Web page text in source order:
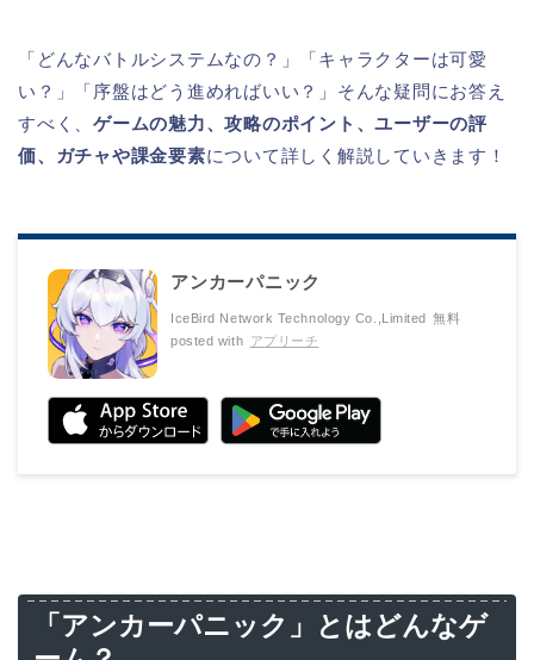
「どんなバトルシステムなの？」「キャラクターは可愛
い？」「序盤はどう進めればいい？」そんな疑問にお答え
すべく、ゲームの魅力、攻略のポイント、ユーザーの評
価、ガチャや課金要素について詳しく解説していきます！
アンカーパニック
IceBird Network Technology Co.,Limited 無料
posted with アプリーチ
「アンカーパニック」とはどんなゲ